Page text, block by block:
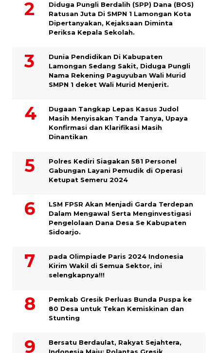
Diduga Pungli Berdalih (SPP) Dana (BOS)
Ratusan Juta Di SMPN 1 Lamongan Kota
Dipertanyakan, Kejaksaan Diminta
Periksa Kepala Sekolah.
Dunia Pendidikan Di Kabupaten
Lamongan Sedang Sakit, Diduga Pungli
Nama Rekening Paguyuban Wali Murid
SMPN 1 deket Wali Murid Menjerit.
Dugaan Tangkap Lepas Kasus Judol
Masih Menyisakan Tanda Tanya, Upaya
Konfirmasi dan Klarifikasi Masih
Dinantikan
Polres Kediri Siagakan 581 Personel
Gabungan Layani Pemudik di Operasi
Ketupat Semeru 2024
LSM FPSR Akan Menjadi Garda Terdepan
Dalam Mengawal Serta Menginvestigasi
Pengelolaan Dana Desa Se Kabupaten
Sidoarjo.
pada Olimpiade Paris 2024 Indonesia
Kirim Wakil di Semua Sektor, ini
selengkapnya!!!
Pemkab Gresik Perluas Bunda Puspa ke
80 Desa untuk Tekan Kemiskinan dan
Stunting
Bersatu Berdaulat, Rakyat Sejahtera,